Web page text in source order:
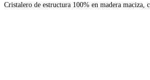
Cristalero de estructura 100% en madera maciza,